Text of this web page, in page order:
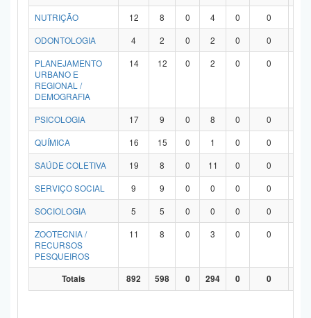
NUTRIÇÃO 12 8 0 4 0 0
ODONTOLOGIA
4 2 0 2 0 0
PLANEJAMENTO
URBANO E
REGIONAL /
DEMOGRAFIA
14 12 0 2 0 0
PSICOLOGIA 17 9 0 8 0 0
QUÍMICA
16 15 0 1 0 0
SAÚDE COLETIVA
19 8 0 11 0 0
SERVIÇO SOCIAL
9 9 0 0 0 0
SOCIOLOGIA
5 5 0 0 0 0
ZOOTECNIA /
RECURSOS
PESQUEIROS
11 8 0 3 0 0
Totais 892 598 0 294 0 0